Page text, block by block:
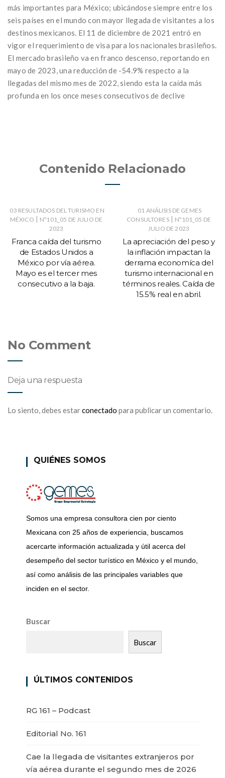
más importantes para México; ubicándose siempre entre los
seis países en el mundo con mayor llegada de visitantes a los
destinos mexicanos. El 11 de diciembre de 2021 entró en
vigor el requerimiento de visa para los nacionales brasileños.
El mercado brasileño va en franco descenso, reportando en
mayo de 2023, una reducción de -54.9% respecto a la
llegadas del mismo mes de 2022, siendo esta la caída más
profunda en los once meses consecutivos de declive
Contenido Relacionado
03 RESULTADOS DEL TURISMO EN
MÉXICO
Nº101_05 DE JULIO DE
2023
Franca caída del turismo
de Estados Unidos a
México por vía aérea.
Mayo es el tercer mes
consecutivo a la baja.
01 ANÁLISIS DE GEMES
CONSULTORES
Nº101_05 DE
JULIO DE 2023
La apreciación del peso y
la inflación impactan la
derrama economíca del
turismo internacional en
términos reales. Caída de
15.5% real en abril.
No Comment
Deja una respuesta
Lo siento, debes estarconectado para publicar un comentario.
QUIÉNES SOMOS
Somos una empresa consultora cien por ciento
Mexicana con 25 años de experiencia, buscamos
acercarte información actualizada y útil acerca del
desempeño del sector turístico en México y el mundo,
así como análisis de las principales variables que
inciden en el sector.
Buscar
Buscar
ÚLTIMOS CONTENIDOS
RG 161 – Podcast
Editorial No. 161
Cae la llegada de visitantes extranjeros por
vía aérea durante el segundo mes de 2026